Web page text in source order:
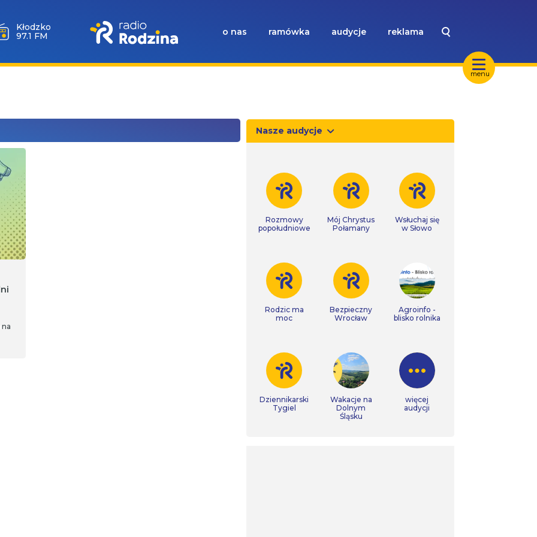
menu
Kłodzko
97.1 FM
o nas ramówka audycje reklama
Nasze audycje
Rozmowy
popołudniowe
Mój Chrystus
Połamany
Wsłuchaj się
w Słowo
Rodzic ma
moc
Bezpieczny
Wrocław
Agroinfo -
blisko rolnika
Dziennikarski
Tygiel
Wakacje na
Dolnym
Śląsku
więcej
audycji